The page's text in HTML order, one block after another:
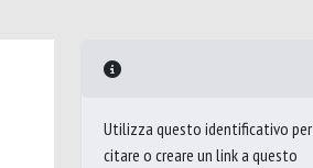
Utilizza questo identificativo per
citare o creare un link a questo